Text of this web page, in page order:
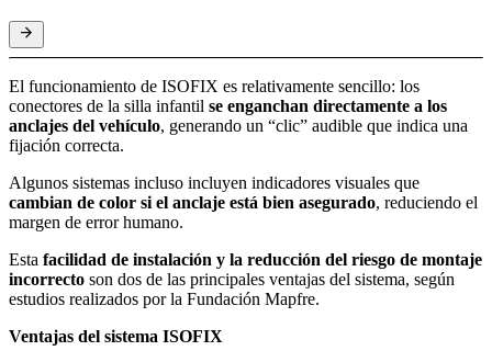
El funcionamiento de ISOFIX es relativamente sencillo: los
conectores de la silla infantil se enganchan directamente a los
anclajes del vehículo, generando un “clic” audible que indica una
fijación correcta.
Algunos sistemas incluso incluyen indicadores visuales que
cambian de color si el anclaje está bien asegurado, reduciendo el
margen de error humano.
Esta facilidad de instalación y la reducción del riesgo de montaje
incorrecto son dos de las principales ventajas del sistema, según
estudios realizados por la Fundación Mapfre.
Ventajas del sistema ISOFIX